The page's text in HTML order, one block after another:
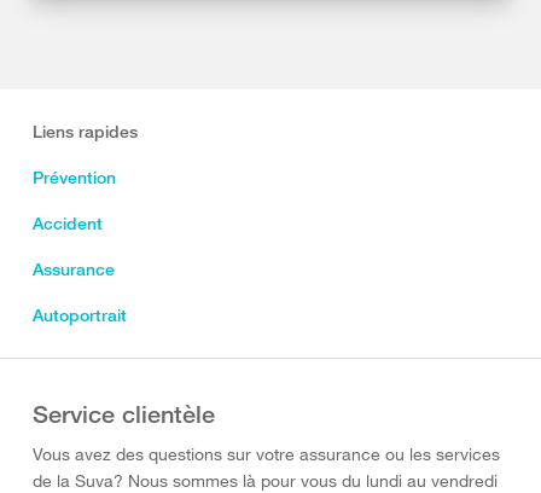
Liens rapides
Prévention
Accident
Assurance
Autoportrait
Service clientèle
Vous avez des questions sur votre assurance ou les services
de la Suva? Nous sommes là pour vous du lundi au vendredi